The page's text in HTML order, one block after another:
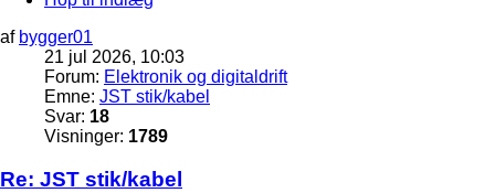
af bygger01
21 jul 2026, 10:03
Forum: Elektronik og digitaldrift
Emne: JST stik/kabel
Svar: 18
Visninger: 1789
Re: JST stik/kabel